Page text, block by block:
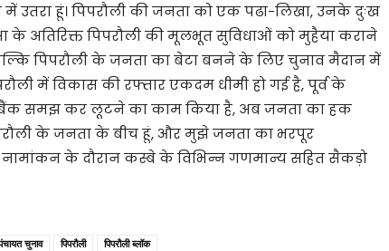
उतरा हूं। पिपरौली की जनता को एक पढा-लिखा, उनके दुःख
के अतिरिक्त पिपरौली की मूलभूत सुविधाओं को मुहैया कराने
पिपरौली के जनता का बेटा बनने के लिए चुनाव मैदान में
में विकास की रफ्तार एकदम धीमी हो गई है, पूर्व के
बैंक समझ कर लूटने का काम किया है, अब जनता का हक
के जनता के बीच हूं, और मुझे जनता का भरपूर
के दौरान कस्बे के विभिन्न गणमान्य सहित सैकड़ो
चुनाव पिपरौली पिपरौली ब्लॉक